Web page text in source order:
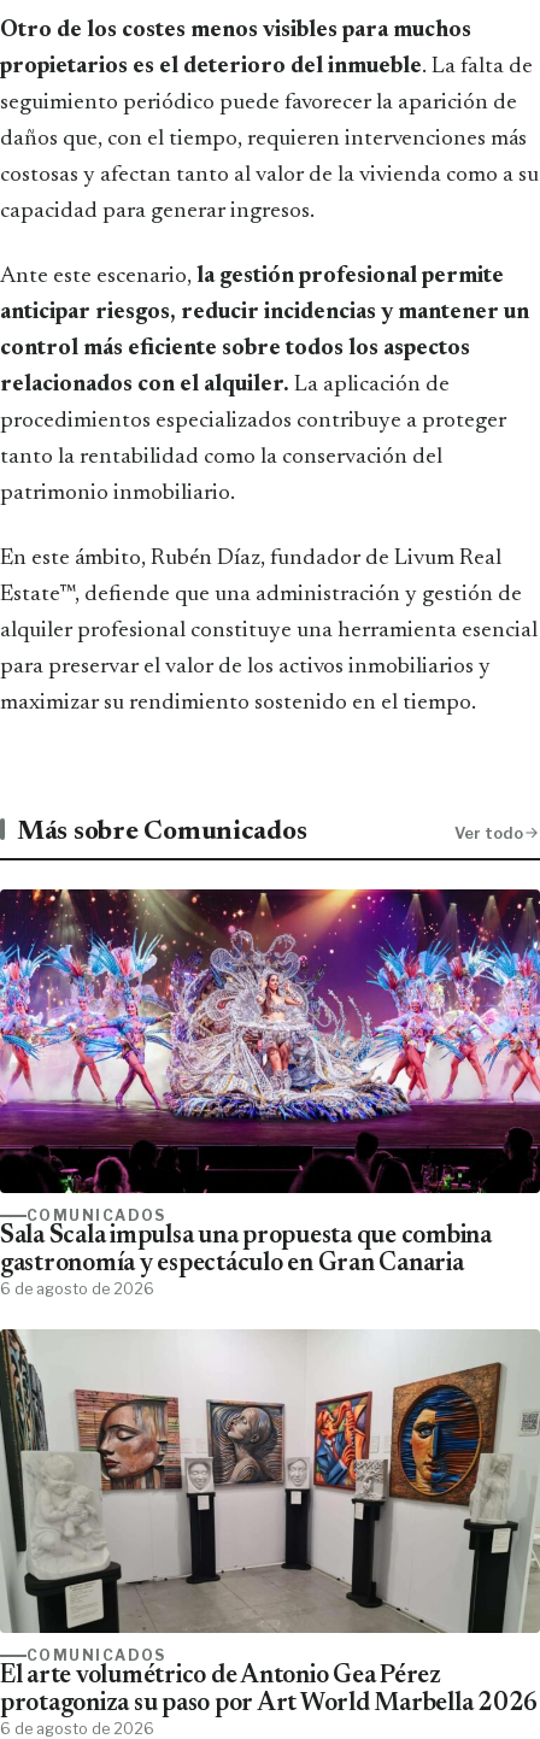
Otro de los costes menos visibles para muchos
propietarios es el deterioro del inmueble. La falta de
seguimiento periódico puede favorecer la aparición de
daños que, con el tiempo, requieren intervenciones más
costosas y afectan tanto al valor de la vivienda como a su
capacidad para generar ingresos.
Ante este escenario, la gestión profesional permite
anticipar riesgos, reducir incidencias y mantener un
control más eficiente sobre todos los aspectos
relacionados con el alquiler. La aplicación de
procedimientos especializados contribuye a proteger
tanto la rentabilidad como la conservación del
patrimonio inmobiliario.
En este ámbito, Rubén Díaz, fundador de Livum Real
Estate™, defiende que una administración y gestión de
alquiler profesional constituye una herramienta esencial
para preservar el valor de los activos inmobiliarios y
maximizar su rendimiento sostenido en el tiempo.
Más sobre Comunicados Ver todo
COMUNICADOS
Sala Scala impulsa una propuesta que combina
gastronomía y espectáculo en Gran Canaria
6 de agosto de 2026
COMUNICADOS
El arte volumétrico de Antonio Gea Pérez
protagoniza su paso por Art World Marbella 2026
6 de agosto de 2026